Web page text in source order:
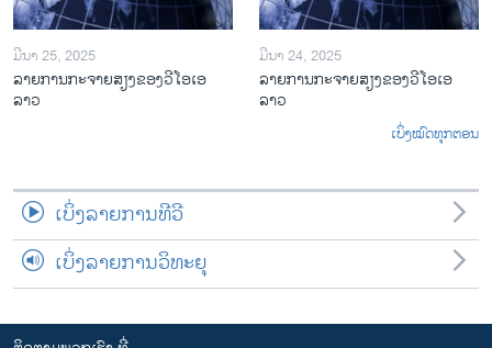
ມີນາ 25, 2025
ລາຍການກະຈາຍສຽງຂອງວີໂອເອ
ລາວ
ມີນາ 24, 2025
ລາຍການກະຈາຍສຽງຂອງວີໂອເອ
ລາວ
ເບິ່ງໝົດທຸກຕອນ
ເບິ່ງລາຍການທີວີ
ເບິ່ງລາຍການວິທະຍຸ